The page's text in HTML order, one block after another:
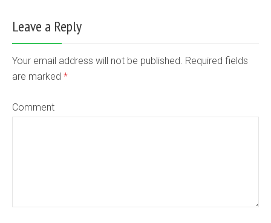
Leave a Reply
Your email address will not be published. Required fields
are marked *
Comment